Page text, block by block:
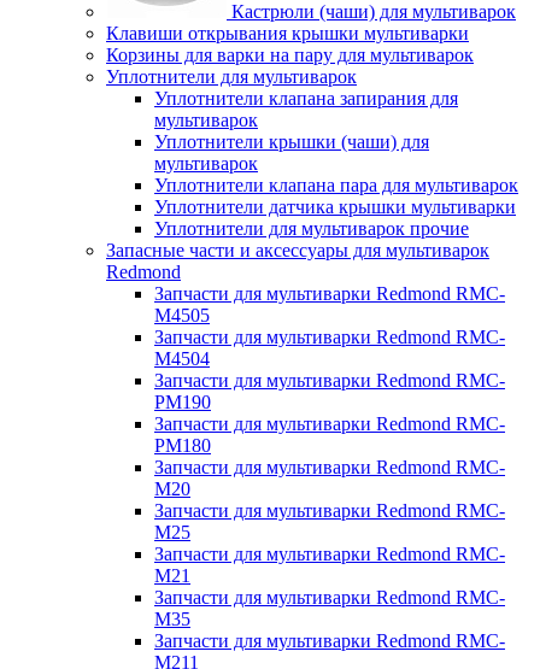
Кастрюли (чаши) для мультиварок
Клавиши открывания крышки мультиварки
Корзины для варки на пару для мультиварок
Уплотнители для мультиварок
Уплотнители клапана запирания для
мультиварок
Уплотнители крышки (чаши) для
мультиварок
Уплотнители клапана пара для мультиварок
Уплотнители датчика крышки мультиварки
Уплотнители для мультиварок прочие
Запасные части и аксессуары для мультиварок
Redmond
Запчасти для мультиварки Redmond RMC-
M4505
Запчасти для мультиварки Redmond RMC-
M4504
Запчасти для мультиварки Redmond RMC-
PM190
Запчасти для мультиварки Redmond RMC-
PM180
Запчасти для мультиварки Redmond RMC-
M20
Запчасти для мультиварки Redmond RMC-
M25
Запчасти для мультиварки Redmond RMC-
M21
Запчасти для мультиварки Redmond RMC-
M35
Запчасти для мультиварки Redmond RMC-
M211